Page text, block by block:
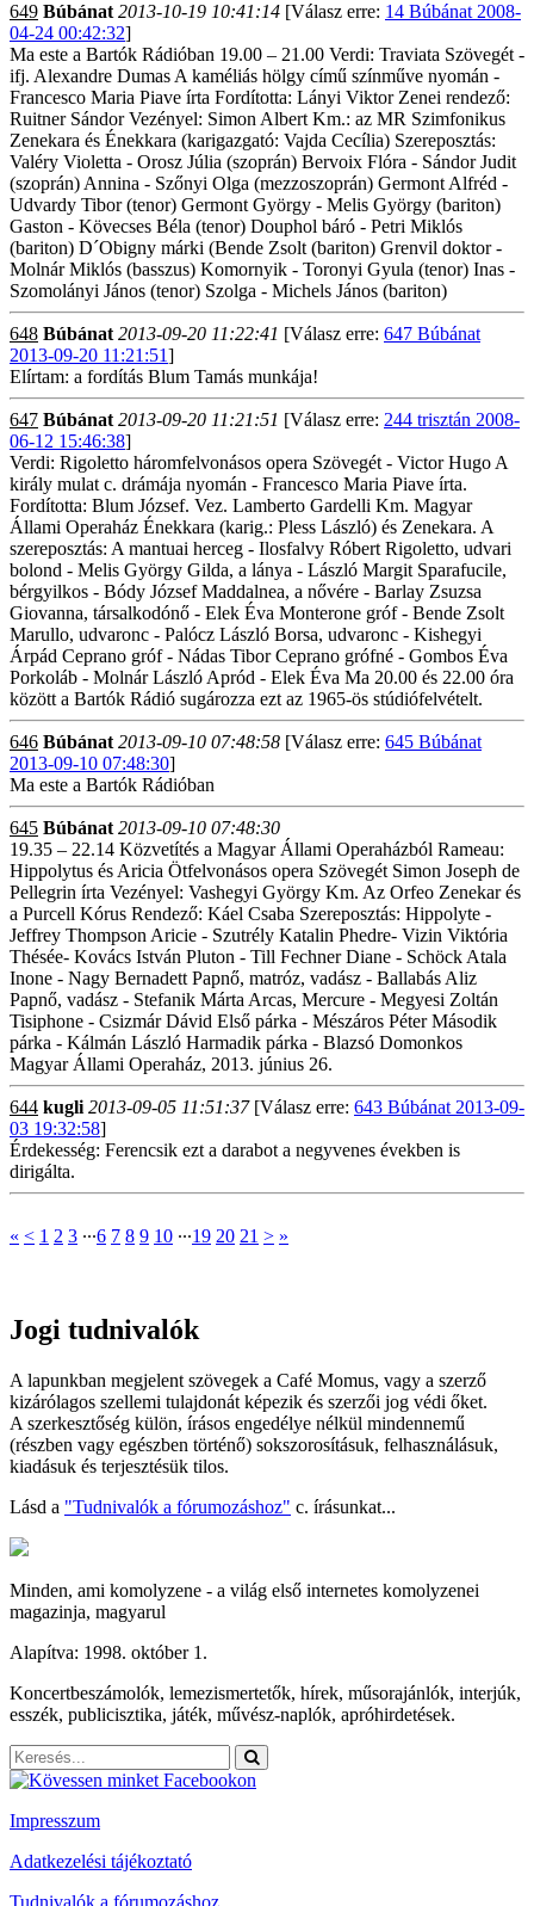
649 Búbánat 2013-10-19 10:41:14 [Válasz erre: 14 Búbánat 2008-
04-24 00:42:32]
Ma este a Bartók Rádióban 19.00 – 21.00 Verdi: Traviata Szövegét -
ifj. Alexandre Dumas A kaméliás hölgy című színműve nyomán -
Francesco Maria Piave írta Fordította: Lányi Viktor Zenei rendező:
Ruitner Sándor Vezényel: Simon Albert Km.: az MR Szimfonikus
Zenekara és Énekkara (karigazgató: Vajda Cecília) Szereposztás:
Valéry Violetta - Orosz Júlia (szoprán) Bervoix Flóra - Sándor Judit
(szoprán) Annina - Szőnyi Olga (mezzoszoprán) Germont Alfréd -
Udvardy Tibor (tenor) Germont György - Melis György (bariton)
Gaston - Kövecses Béla (tenor) Douphol báró - Petri Miklós
(bariton) D´Obigny márki (Bende Zsolt (bariton) Grenvil doktor -
Molnár Miklós (basszus) Komornyik - Toronyi Gyula (tenor) Inas -
Szomolányi János (tenor) Szolga - Michels János (bariton)
648 Búbánat 2013-09-20 11:22:41 [Válasz erre: 647 Búbánat
2013-09-20 11:21:51]
Elírtam: a fordítás Blum Tamás munkája!
647 Búbánat 2013-09-20 11:21:51 [Válasz erre: 244 trisztán 2008-
06-12 15:46:38]
Verdi: Rigoletto háromfelvonásos opera Szövegét - Victor Hugo A
király mulat c. drámája nyomán - Francesco Maria Piave írta.
Fordította: Blum József. Vez. Lamberto Gardelli Km. Magyar
Állami Operaház Énekkara (karig.: Pless László) és Zenekara. A
szereposztás: A mantuai herceg - Ilosfalvy Róbert Rigoletto, udvari
bolond - Melis György Gilda, a lánya - László Margit Sparafucile,
bérgyilkos - Bódy József Maddalnea, a nővére - Barlay Zsuzsa
Giovanna, társalkodónő - Elek Éva Monterone gróf - Bende Zsolt
Marullo, udvaronc - Palócz László Borsa, udvaronc - Kishegyi
Árpád Ceprano gróf - Nádas Tibor Ceprano grófné - Gombos Éva
Porkoláb - Molnár László Apród - Elek Éva Ma 20.00 és 22.00 óra
között a Bartók Rádió sugározza ezt az 1965-ös stúdiófelvételt.
646 Búbánat 2013-09-10 07:48:58 [Válasz erre: 645 Búbánat
2013-09-10 07:48:30]
Ma este a Bartók Rádióban
645 Búbánat 2013-09-10 07:48:30
19.35 – 22.14 Közvetítés a Magyar Állami Operaházból Rameau:
Hippolytus és Aricia Ötfelvonásos opera Szövegét Simon Joseph de
Pellegrin írta Vezényel: Vashegyi György Km. Az Orfeo Zenekar és
a Purcell Kórus Rendező: Káel Csaba Szereposztás: Hippolyte -
Jeffrey Thompson Aricie - Szutrély Katalin Phedre- Vizin Viktória
Thésée- Kovács István Pluton - Till Fechner Diane - Schöck Atala
Inone - Nagy Bernadett Papnő, matróz, vadász - Ballabás Aliz
Papnő, vadász - Stefanik Márta Arcas, Mercure - Megyesi Zoltán
Tisiphone - Csizmár Dávid Első párka - Mészáros Péter Második
párka - Kálmán László Harmadik párka - Blazsó Domonkos
Magyar Állami Operaház, 2013. június 26.
644 kugli 2013-09-05 11:51:37[Válasz erre: 643 Búbánat 2013-09-
03 19:32:58]
Érdekesség: Ferencsik ezt a darabot a negyvenes években is
dirigálta.
« < 1 2 3 ∙∙∙6 7 8 9 10 ∙∙∙19 20 21 > »
Jogi tudnivalók
A lapunkban megjelent szövegek a Café Momus, vagy a szerző
kizárólagos szellemi tulajdonát képezik és szerzői jog védi őket.
A szerkesztőség külön, írásos engedélye nélkül mindennemű
(részben vagy egészben történő) sokszorosításuk, felhasználásuk,
kiadásuk és terjesztésük tilos.
Lásd a "Tudnivalók a fórumozáshoz" c. írásunkat...
Minden, ami komolyzene - a világ első internetes komolyzenei
magazinja, magyarul
Alapítva: 1998. október 1.
Koncertbeszámolók, lemezismertetők, hírek, műsorajánlók, interjúk,
esszék, publicisztika, játék, művész-naplók, apróhirdetések.
Impresszum
Adatkezelési tájékoztató
Tudnivalók a fórumozáshoz